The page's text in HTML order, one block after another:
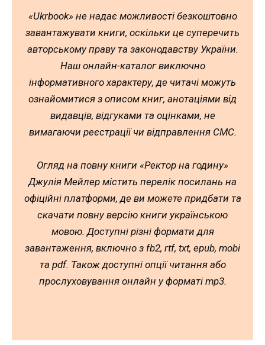
«Ukrbook» не надає можливості безкоштовно
завантажувати книги, оскільки це суперечить
авторському праву та законодавству України.
Наш онлайн-каталог виключно
інформативного характеру, де читачі можуть
ознайомитися з описом книг, анотаціями від
видавців, відгуками та оцінками, не
вимагаючи реєстрації чи відправлення СМС.
Огляд на повну книги «Ректор на годину»
Джулія Мейлер містить перелік посилань на
офіційні платформи, де ви можете придбати та
скачати повну версію книги українською
мовою. Доступні різні формати для
завантаження, включно з fb2, rtf, txt, epub, mobi
та pdf. Також доступні опції читання або
прослуховування онлайн у форматі mp3.